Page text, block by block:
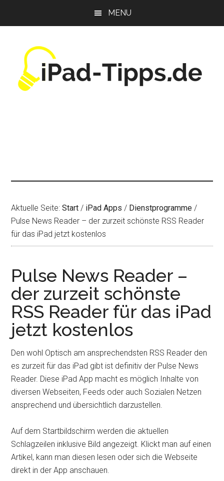
MENU
Aktuelle Seite:Start / iPad Apps / Dienstprogramme /
Pulse News Reader – der zurzeit schönste RSS Reader
für das iPad jetzt kostenlos
Pulse News Reader –
der zurzeit schönste
RSS Reader für das iPad
jetzt kostenlos
Den wohl Optisch am ansprechendsten RSS Reader den
es zurzeit für das iPad gibt ist definitiv der Pulse News
Reader. Diese iPad App macht es möglich Inhalte von
diversen Webseiten, Feeds oder auch Sozialen Netzen
ansprechend und übersichtlich darzustellen.
Auf dem Startbildschirm werden die aktuellen
Schlagzeilen inklusive Bild angezeigt. Klickt man auf einen
Artikel, kann man diesen lesen oder sich die Webseite
direkt in der App anschauen.